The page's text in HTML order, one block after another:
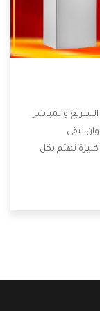
والمباشر
نبقى
نهتم بكل
من أهم